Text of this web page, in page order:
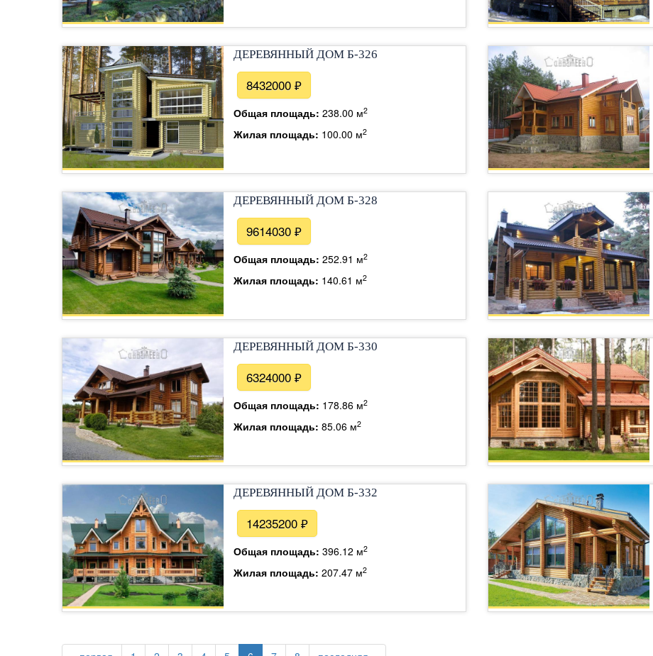
ДЕРЕВЯННЫЙ ДОМ Б-326
8432000 ₽
Общая площадь:238.00 м2
Жилая площадь: 100.00 м2
ДЕРЕВЯННЫЙ ДОМ Б-328
9614030 ₽
Общая площадь:252.91 м2
Жилая площадь: 140.61 м2
ДЕРЕВЯННЫЙ ДОМ Б-330
6324000 ₽
Общая площадь: 178.86 м2
Жилая площадь:85.06 м2
ДЕРЕВЯННЫЙ ДОМ Б-332
14235200 ₽
Общая площадь:396.12 м2
Жилая площадь:207.47 м2